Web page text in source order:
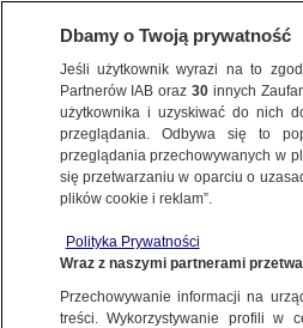
WARSZAWA
WILANÓW
11.06.2026, 08:37
Dbamy o Twoją prywatność
Jeśli użytkownik wyrazi na to
Partnerów IAB oraz30 innych
użytkownika i uzyskiwać do nich
przeglądania. Odbywa się to
przeglądania przechowywanych w
się przetwarzaniu w oparciu o
plików cookie i reklam”.
Polityka Prywatności
Wraz z naszymi partnerami
Przechowywanie informacji na
treści. Wykorzystywanie profili w